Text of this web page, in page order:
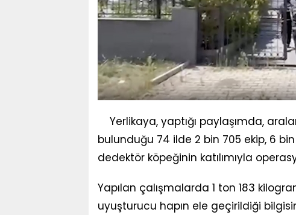
Yerlikaya, yaptığı paylaşımda,
bulunduğu 74 ilde 2 bin 705 ekip, 6
dedektör köpeğinin katılımıyla
Yapılan çalışmalarda 1 ton 183
uyuşturucu hapın ele geçirildiği